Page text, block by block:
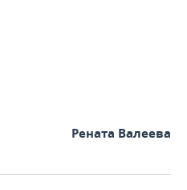
Рената Валеева